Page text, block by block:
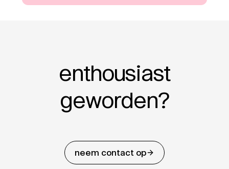
enthousiast
geworden?
neem contact op